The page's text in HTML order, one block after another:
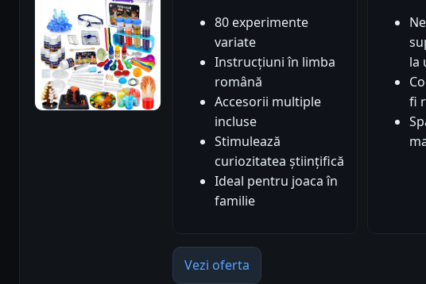
80 experimente
variate
Instrucțiuni în limba
română
Accesorii multiple
incluse
Stimulează
curiozitatea științifică
Ideal pentru joaca în
familie
la
fi
Vezi oferta